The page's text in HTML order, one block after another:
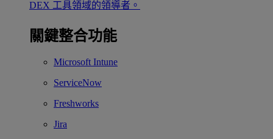
DEX 工具領域的領導者。
關鍵整合功能
Microsoft Intune
ServiceNow
Freshworks
Jira